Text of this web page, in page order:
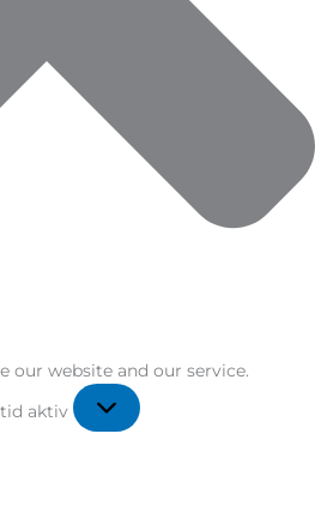
our website and our service.
aktiv